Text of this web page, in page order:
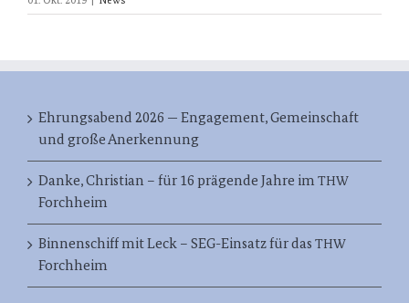
Ehrungsabend 2026 — Engagement, Gemeinschaft
und große Anerkennung
Danke, Christian – für 16 prägende Jahre im THW
Forchheim
Binnenschiff mit Leck – SEG-Einsatz für das THW
Forchheim